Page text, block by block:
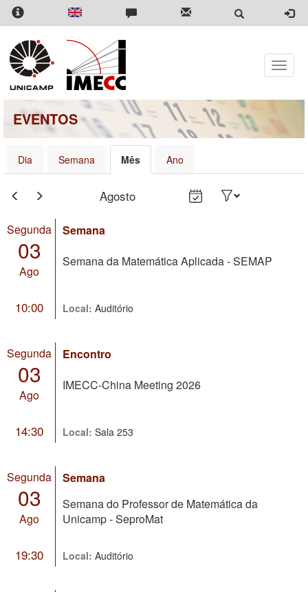
Pular
para
conteúdo
principal
Toggle
EVENTOS
Dia Semana Mês Ano
Agosto
Segunda
03
Ago
10:00
Semana
Semana da Matemática Aplicada - SEMAP
Local: Auditório
Segunda
03
Ago
14:30
Encontro
IMECC-China Meeting 2026
Local: Sala 253
Segunda
03
Ago
19:30
Semana
Semana do Professor de Matemática da
Unicamp - SeproMat
Local: Auditório